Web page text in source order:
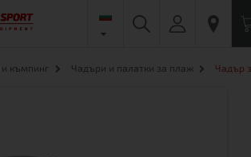
и къмпинг Чадъри и палатки за плаж Чадър